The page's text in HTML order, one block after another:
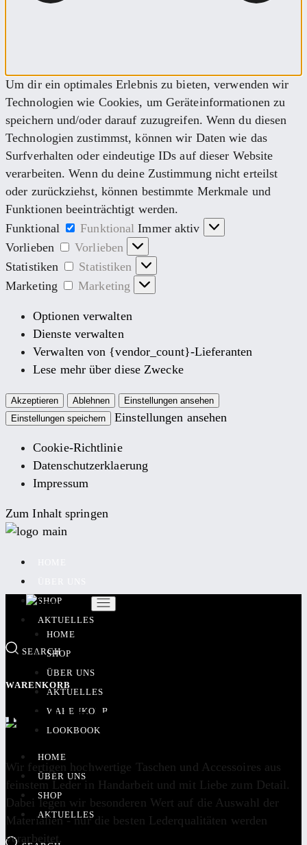
Um dir ein optimales Erlebnis zu bieten, verwenden wir
Technologien wie Cookies, um Geräteinformationen zu
speichern und/oder darauf zuzugreifen. Wenn du diesen
Technologien zustimmst, können wir Daten wie das
Surfverhalten oder eindeutige IDs auf dieser Website
verarbeiten. Wenn du deine Zustimmung nicht erteilst
oder zurückziehst, können bestimmte Merkmale und
Funktionen beeinträchtigt werden.
Funktional
Funktional Immer aktiv
Vorlieben
Vorlieben
Statistiken
Statistiken
Marketing
Marketing
Optionen verwalten
Dienste verwalten
Verwalten von {vendor_count}-Lieferanten
Lese mehr über diese Zwecke
Akzeptieren Ablehnen
Einstellungen ansehen
Einstellungen speichern
Einstellungen ansehen
Cookie-Richtlinie
Datenschutzerklaerung
Impressum
Zum Inhalt springen
SHOP
AKTUELLES
SEARCH
WARENKORB
HOME
ÜBER UNS
SHOP
AKTUELLES
HOME
SHOP
ÜBER UNS
AKTUELLES
WARENKORB
LOOKBOOK
LEDERFEINKOST
Wir fertigen hochwertige Taschen und Accessoires aus
feinstem Leder in Handarbeit und mit Liebe zum Detail.
Dabei legen wir besonderen Wert auf die Auswahl der
Materialien - nur die besten Lederqualitäten werden
verarbeitet.